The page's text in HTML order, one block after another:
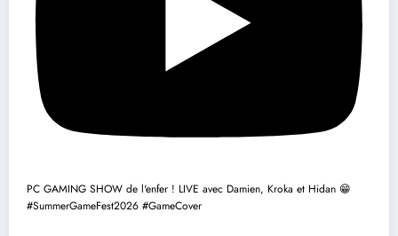
PC GAMING SHOW de l'enfer ! LIVE avec Damien, Kroka et Hidan 😁
#SummerGameFest2026 #GameCover